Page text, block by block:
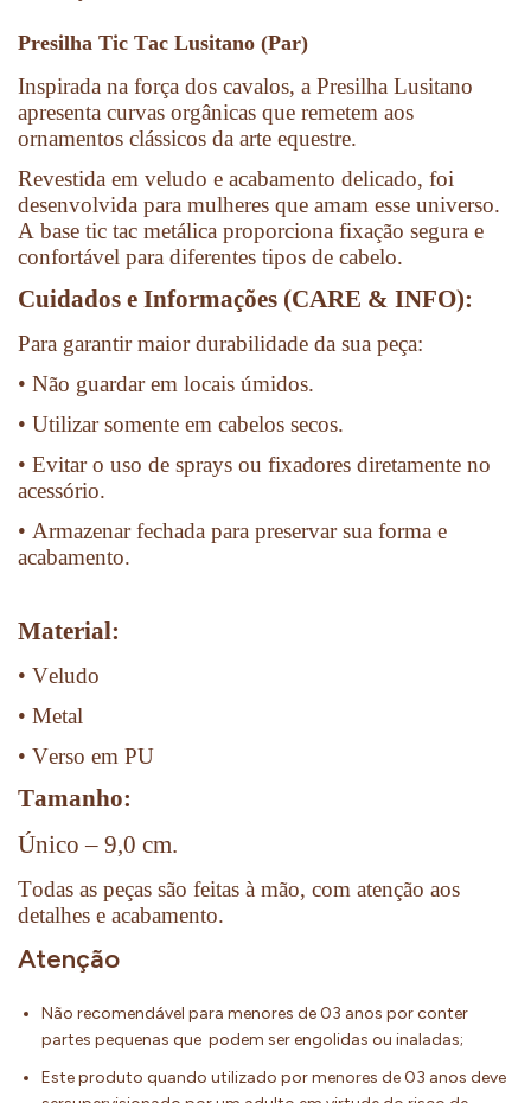
Presilha Tic Tac Lusitano (Par)
Inspirada na força dos cavalos, a Presilha Lusitano
apresenta curvas orgânicas que remetem aos
ornamentos clássicos da arte equestre.
Revestida em veludo e acabamento delicado, foi
desenvolvida para mulheres que amam esse universo.
A base tic tac metálica proporciona fixação segura e
confortável para diferentes tipos de cabelo.
Cuidados e Informações (CARE & INFO):
Para garantir maior durabilidade da sua peça:
• Não guardar em locais úmidos.
• Utilizar somente em cabelos secos.
• Evitar o uso de sprays ou fixadores diretamente no
acessório.
• Armazenar fechada para preservar sua forma e
acabamento.
Material:
• Veludo
• Metal
• Verso em PU
Tamanho:
Único – 9,0 cm.
Todas as peças são feitas à mão, com atenção aos
detalhes e acabamento.
Atenção
Não recomendável para menores de 03 anos por conter
partes pequenas que podem ser engolidas ou inaladas;
Este produto quando utilizado por menores de 03 anos deve